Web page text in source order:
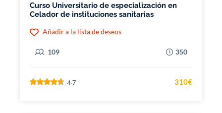
Curso Universitario de especialización en
Celador de instituciones sanitarias
Añadir a la lista de deseos
109 350
4.7 310€